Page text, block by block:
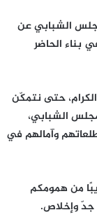
الشبابي عن
بناء الحاضر
حتى نتمكّن
الشبابي،
وآمالهم في
من همومكم
جدّ وإخلاص.